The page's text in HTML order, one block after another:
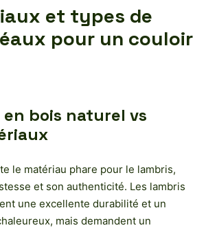
et types de
pour un couloir
en bois naturel vs
le matériau phare pour le lambris,
et son authenticité. Les lambris
une excellente durabilité et un
mais demandent un